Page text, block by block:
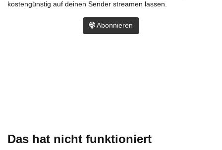
Das hat nicht funktioniert
kostengünstig auf deinen Sender streamen lassen.
Abonnieren